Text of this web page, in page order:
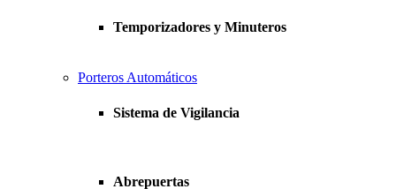
Temporizadores y Minuteros
Porteros Automáticos
Sistema de Vigilancia
Abrepuertas